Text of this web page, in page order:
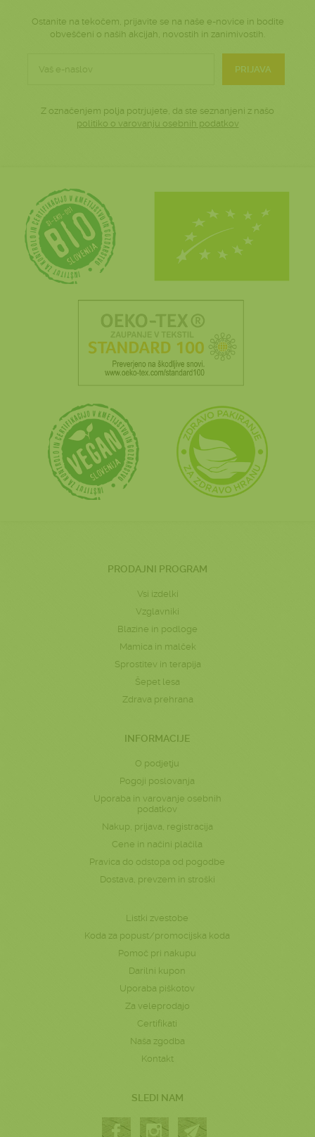
Ostanite na tekočem, prijavite se na naše e-novice in bodite
obveščeni o naših akcijah, novostih in zanimivostih.
PRIJAVA
Z označenjem polja potrjujete, da ste seznanjeni z našo
politiko o varovanju osebnih podatkov
PRODAJNI PROGRAM
Vsi izdelki
Vzglavniki
Blazine in podloge
Mamica in malček
Sprostitev in terapija
Šepet lesa
Zdrava prehrana
INFORMACIJE
O podjetju
Pogoji poslovanja
Uporaba in varovanje osebnih
podatkov
Nakup, prijava, registracija
Cene in načini plačila
Pravica do odstopa od pogodbe
Dostava, prevzem in stroški
Listki zvestobe
Koda za popust/promocijska koda
Pomoč pri nakupu
Darilni kupon
Uporaba piškotov
Za veleprodajo
Certifikati
Naša zgodba
Kontakt
SLEDI NAM